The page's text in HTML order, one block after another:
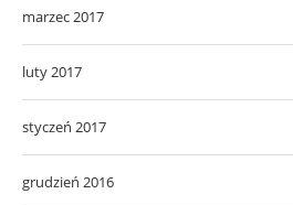
marzec 2017
luty 2017
styczeń 2017
grudzień 2016